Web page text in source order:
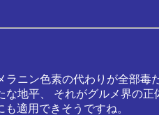
ラニン色素の代わりが全部毒
地平、 それがグルメ界の正
適用できそうですね。